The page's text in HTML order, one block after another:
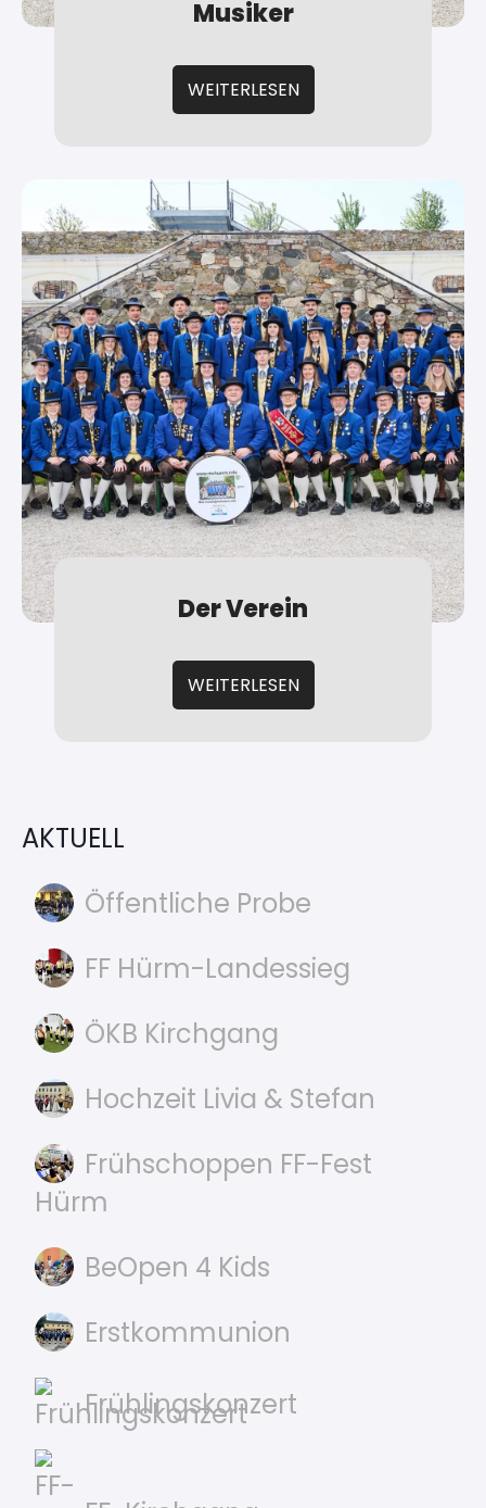
Musiker
WEITERLESEN
Der Verein
WEITERLESEN
AKTUELL
Öffentliche Probe
FF Hürm-Landessieg
ÖKB Kirchgang
Hochzeit Livia & Stefan
Frühschoppen FF-Fest
Hürm
BeOpen 4 Kids
Erstkommunion
Frühlingskonzert